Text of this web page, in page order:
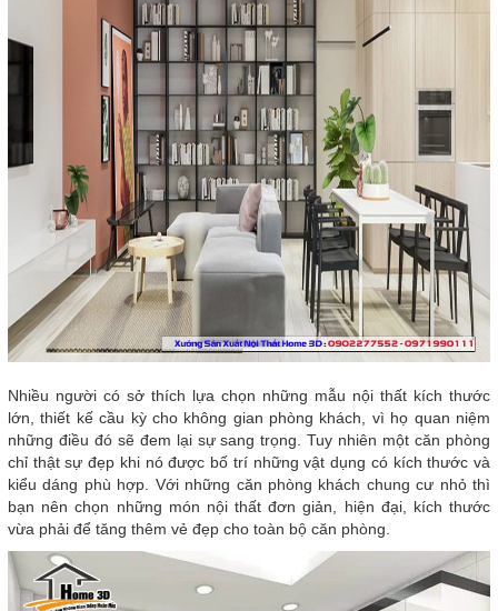
Nhiều người có sở thích lựa chọn những mẫu nội thất kích thước
lớn, thiết kế cầu kỳ cho không gian phòng khách, vì họ quan niệm
những điều đó sẽ đem lại sự sang trọng. Tuy nhiên một căn phòng
chỉ thật sự đẹp khi nó được bố trí những vật dụng có kích thước và
kiểu dáng phù hợp. Với những căn phòng khách chung cư nhỏ thì
bạn nên chọn những món nội thất đơn giản, hiện đại, kích thước
vừa phải để tăng thêm vẻ đẹp cho toàn bộ căn phòng.